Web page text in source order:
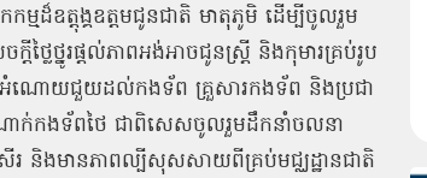
មដ៏ឧត្តុង្គឧត្តមជូនជាតិ មាតុភូមិ ដើម្បីចូលរួម
ៃថ្នូរផ្តល់ភាពអង់អាចជូនស្ត្រី និងកុមារគ្រប់រូប
អំណោយជួយដល់កងទ័ព គ្រួសារកងទ័ព និងប្រជា
ាក់កងទ័ពថៃ ជាពិសេសចូលរួមដឹកនាំចលនា
រ និងមានភាពល្បីសុសសាយពីគ្រប់មជ្ឈដ្ឋានជាតិ